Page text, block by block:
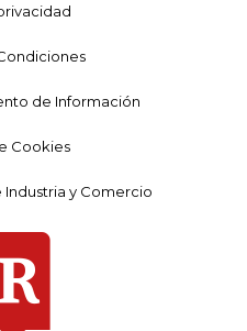
de Información
Cookies
y Comercio